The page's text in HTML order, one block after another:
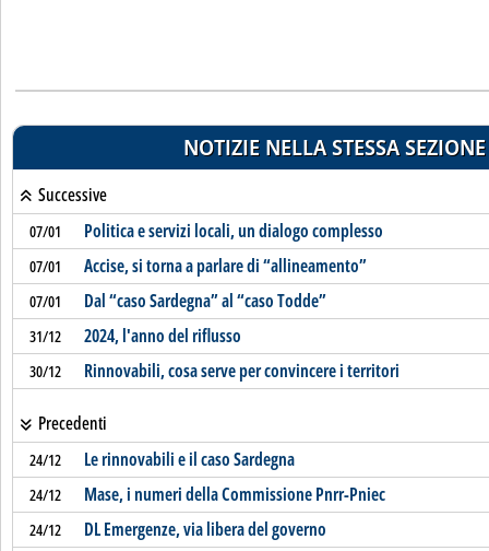
NOTIZIE NELLA STESSA SEZIONE
Successive
07/01 Politica e servizi locali, un dialogo complesso
07/01 Accise, si torna a parlare di “allineamento”
07/01 Dal “caso Sardegna” al “caso Todde”
31/12 2024, l'anno del riflusso
30/12 Rinnovabili, cosa serve per convincere i territori
Precedenti
24/12 Le rinnovabili e il caso Sardegna
24/12 Mase, i numeri della Commissione Pnrr-Pniec
24/12 DL Emergenze, via libera del governo